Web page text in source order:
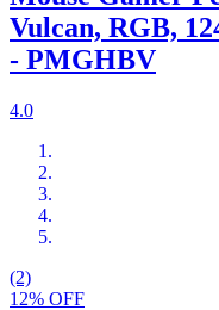
Vulcan, RGB,
- PMGHBV
4.0
(2)
12% OFF